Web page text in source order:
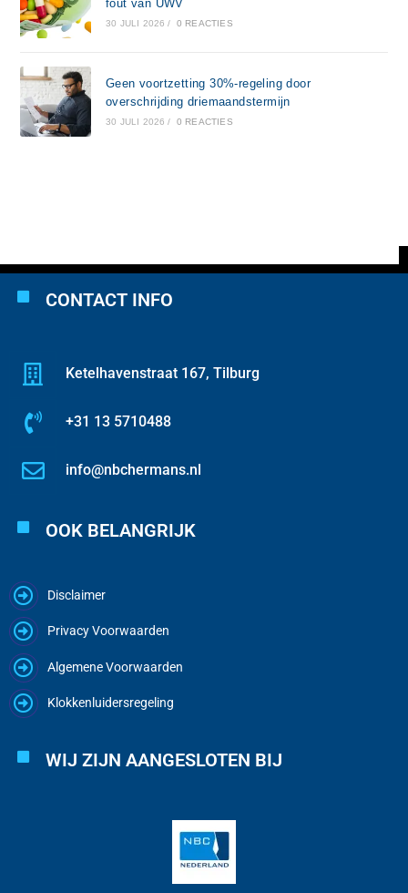
fout van UWV
30 JULI 2026 / 0 REACTIES
Geen voortzetting 30%-regeling door
overschrijding driemaandstermijn
30 JULI 2026 / 0 REACTIES
CONTACT INFO
Ketelhavenstraat 167, Tilburg
+31 13 5710488
info@nbchermans.nl
OOK BELANGRIJK
Disclaimer
Privacy Voorwaarden
Algemene Voorwaarden
Klokkenluidersregeling
WIJ ZIJN AANGESLOTEN BIJ